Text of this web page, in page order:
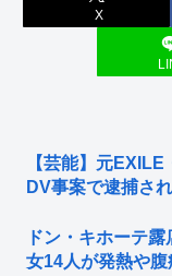
X
【芸能】元
DV事案で逮捕さ
ドン・キホーテ
女14人が発熱や